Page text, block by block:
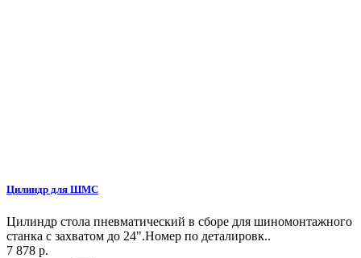
Цилиндр для ШМС
Цилиндр стола пневматический в сборе для шиномонтажного
станка с захватом до 24".Номер по деталировк..
7 878 р.